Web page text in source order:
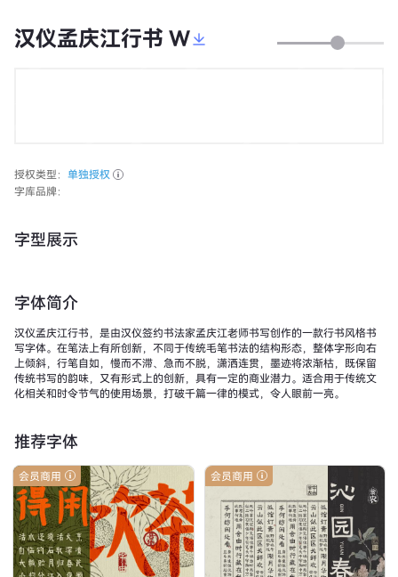
汉仪孟庆江行书 W
授权类型： 单独授权
字库品牌：
字型展示
字体简介
汉仪孟庆江行书，是由汉仪签约书法家孟庆江老师书写创作的一款行书风格书
写字体。在笔法上有所创新，不同于传统毛笔书法的结构形态，整体字形向右
上倾斜，行笔自如，慢而不滞、急而不脱，潇洒连贯，墨迹将浓渐枯，既保留
传统书写的韵味，又有形式上的创新，具有一定的商业潜力。适合用于传统文
化相关和时令节气的使用场景，打破千篇一律的模式，令人眼前一亮。
推荐字体
会员商用 会员商用